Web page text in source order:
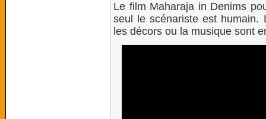
Le film Maharaja in Denims
seul le scénariste est humain.
les décors ou la musique sont